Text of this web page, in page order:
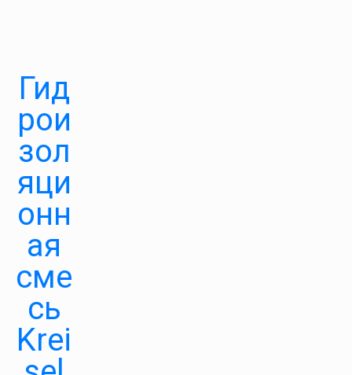
Гид
рои
зол
яци
онн
ая
сме
сь
Krei